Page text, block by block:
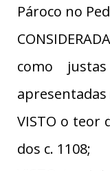
Pároco no
como
apresentadas
VISTO o teor
dos c. 1108;